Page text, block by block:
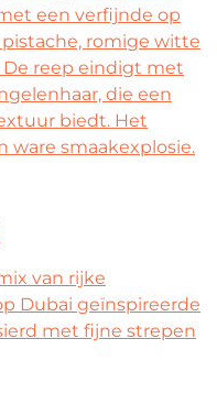
een verfijnde op
romige witte
De reep eindigt met
die een
biedt. Het
ware smaakexplosie.
van rijke
Dubai geïnspireerde
met fijne strepen